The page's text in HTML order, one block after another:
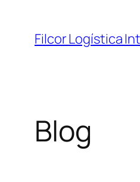
contenido
Filcor Logística
Blog